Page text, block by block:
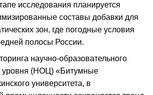
исследования планируется
составы добавки для
зон, где погодные условия
полосы России.
научно-образовательного
уровня (НОЦ) «Битумные
университета, в